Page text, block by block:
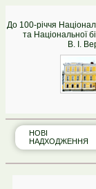
До 100-річчя
та Національної
В. І.
НОВІ
НАДХОДЖЕННЯ